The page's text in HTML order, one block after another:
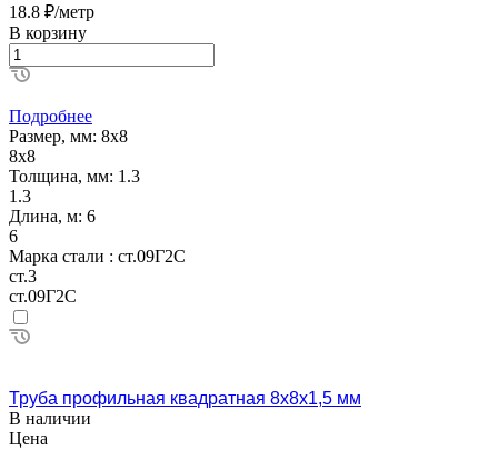
18.8 ₽/метр
В корзину
Подробнее
Размер, мм: 8х8
8х8
Толщина, мм: 1.3
1.3
Длина, м: 6
6
Марка стали : ст.09Г2С
ст.3
ст.09Г2С
Труба профильная квадратная 8х8х1,5 мм
В наличии
Цена